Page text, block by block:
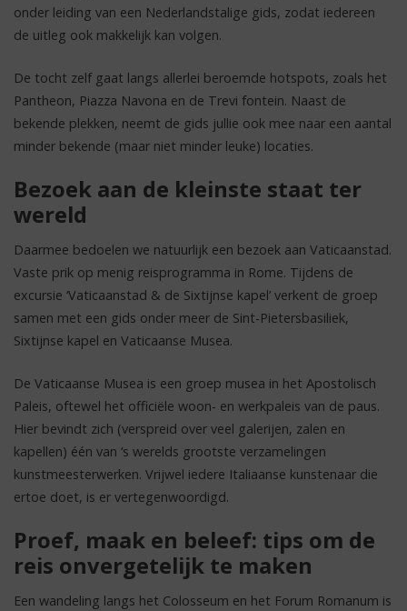
onder leiding van een Nederlandstalige gids, zodat iedereen
de uitleg ook makkelijk kan volgen.
De tocht zelf gaat langs allerlei beroemde hotspots, zoals het
Pantheon, Piazza Navona en de Trevi fontein. Naast de
bekende plekken, neemt de gids jullie ook mee naar een aantal
minder bekende (maar niet minder leuke) locaties.
Bezoek aan de kleinste staat ter
wereld
Daarmee bedoelen we natuurlijk een bezoek aan Vaticaanstad.
Vaste prik op menig reisprogramma in Rome. Tijdens de
excursie ‘Vaticaanstad & de Sixtijnse kapel’ verkent de groep
samen met een gids onder meer de Sint-Pietersbasiliek,
Sixtijnse kapel en Vaticaanse Musea.
De Vaticaanse Musea is een groep musea in het Apostolisch
Paleis, oftewel het officiële woon- en werkpaleis van de paus.
Hier bevindt zich (verspreid over veel galerijen, zalen en
kapellen) één van ‘s werelds grootste verzamelingen
kunstmeesterwerken. Vrijwel iedere Italiaanse kunstenaar die
ertoe doet, is er vertegenwoordigd.
Proef, maak en beleef: tips om de
reis onvergetelijk te maken
Een wandeling langs het Colosseum en het Forum Romanum is